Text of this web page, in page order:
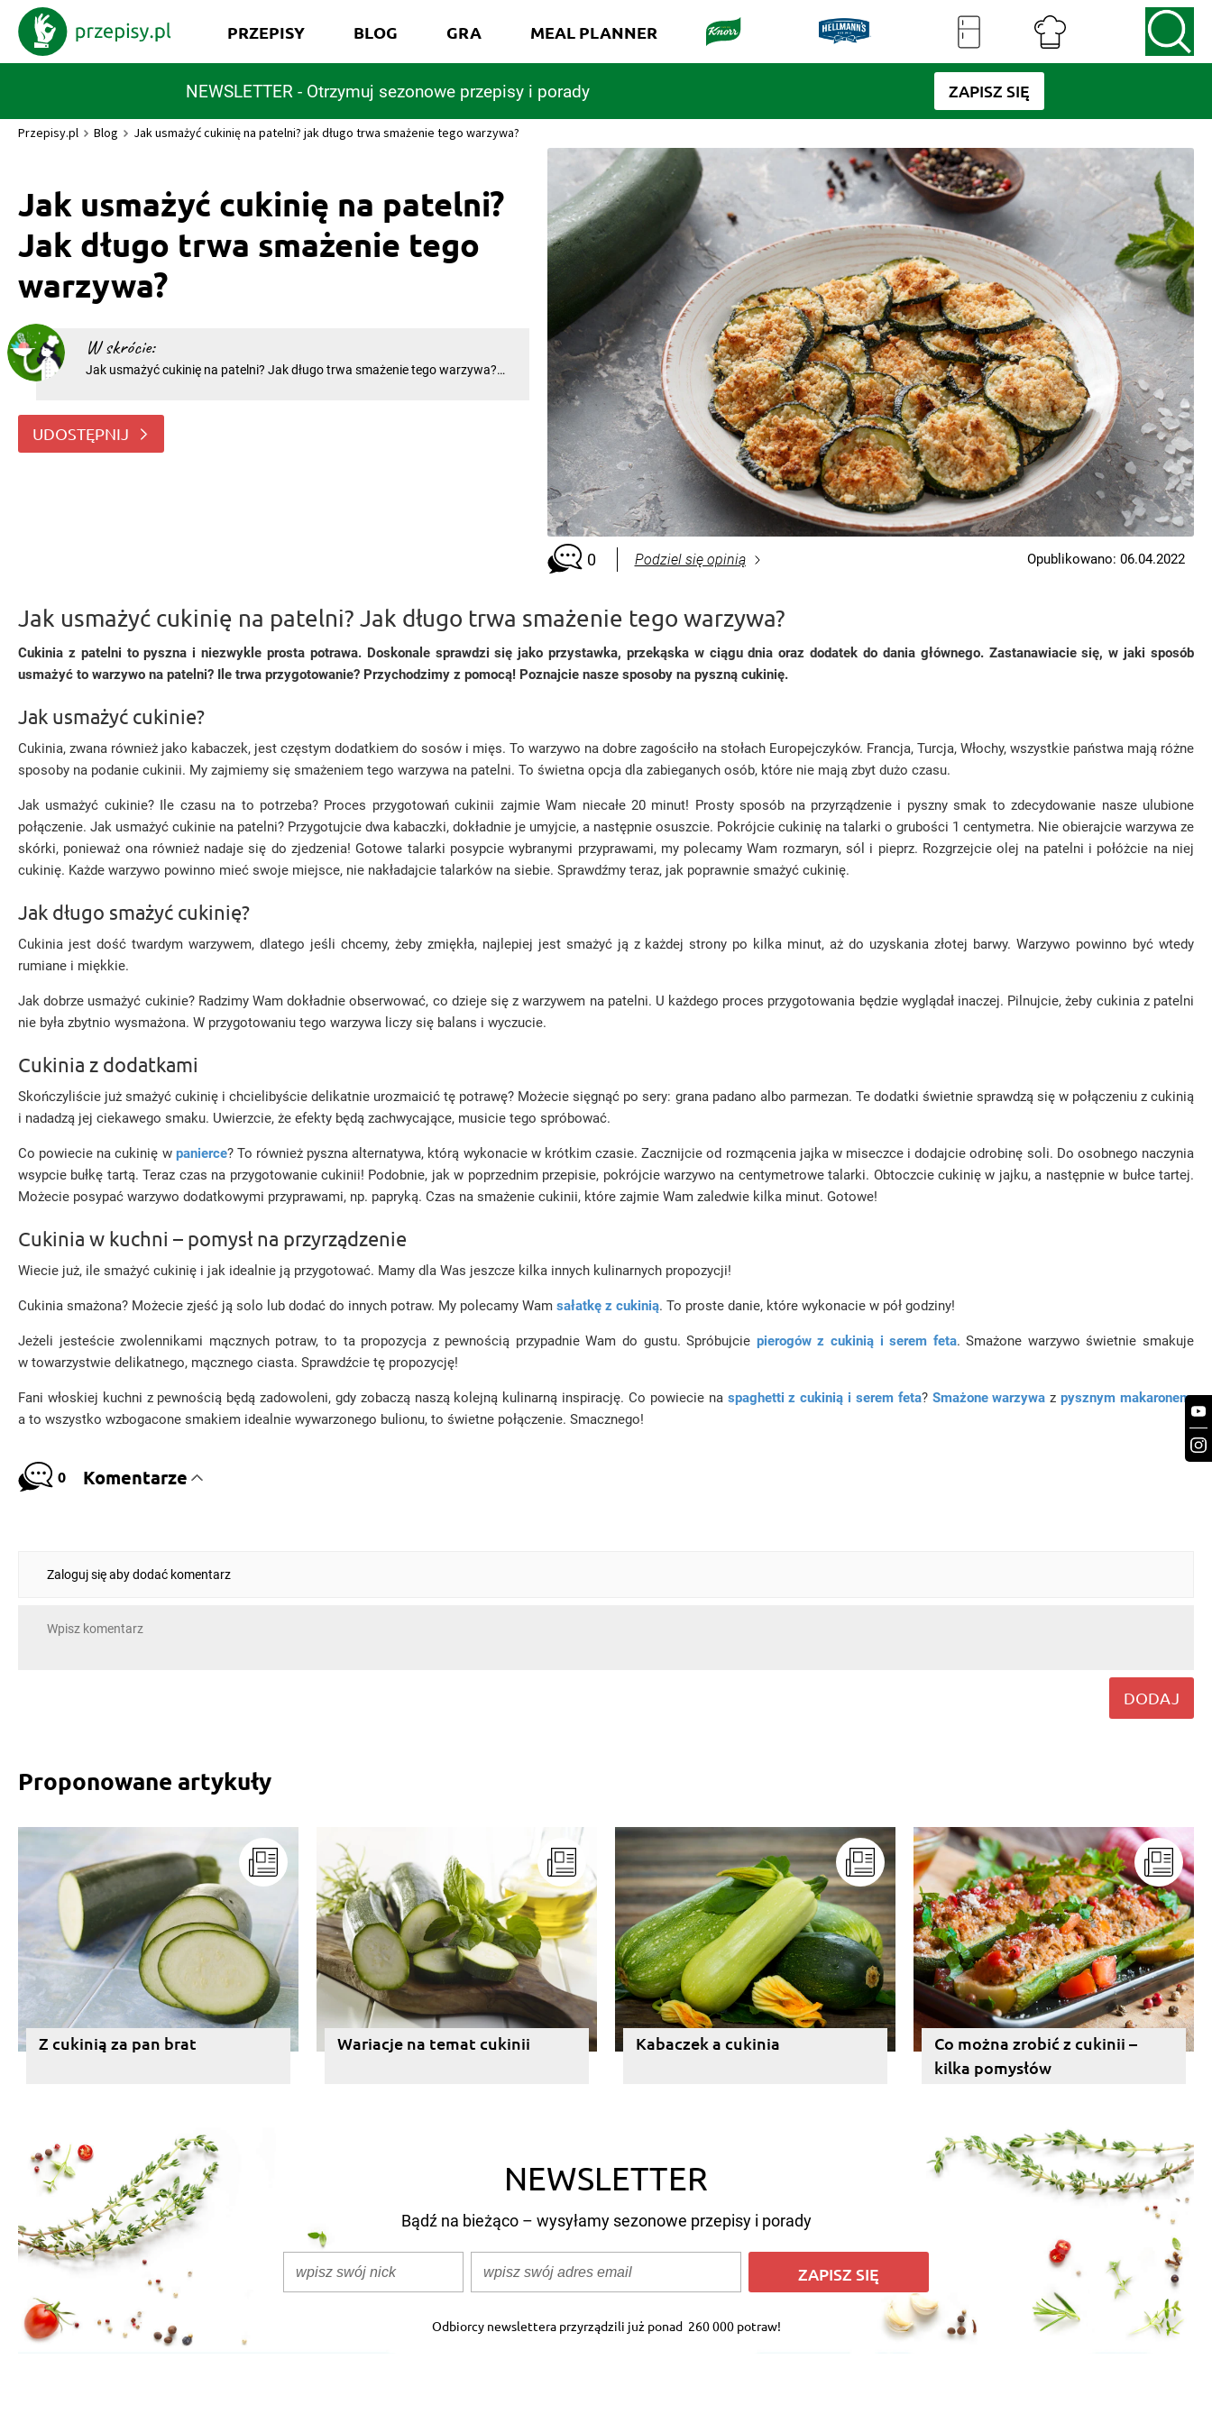
NEWSLETTER - Otrzymuj sezonowe przepisy i porady ZAPISZ SIĘ
PRZEPISY BLOG GRA MEAL PLANNER
Przepisy.pl Blog Jak usmażyć cukinię na patelni? jak długo trwa smażenie tego warzywa?
Jak usmażyć cukinię na patelni?
Jak długo trwa smażenie tego
warzywa?
W skrócie:
Jak usmażyć cukinię na patelni? Jak długo trwa smażenie tego warzywa?
głównego. Zastanawiacie się, w jaki sposób
UDOSTĘPNIJ
0 Podziel się opinią Opublikowano: 06.04.2022
Jak usmażyć cukinię na patelni? Jak długo trwa smażenie tego warzywa?
Cukinia z patelni to pyszna i niezwykle prosta potrawa. Doskonale sprawdzi się jako przystawka, przekąska w ciągu dnia oraz dodatek do dania głównego. Zastanawiacie się, w jaki sposób
usmażyć to warzywo na patelni? Ile trwa przygotowanie? Przychodzimy z pomocą! Poznajcie nasze sposoby na pyszną cukinię.
Jak usmażyć cukinie?
Cukinia, zwana również jako kabaczek, jest częstym dodatkiem do sosów i mięs. To warzywo na dobre zagościło na stołach Europejczyków. Francja, Turcja, Włochy, wszystkie państwa mają różne
sposoby na podanie cukinii. My zajmiemy się smażeniem tego warzywa na patelni. To świetna opcja dla zabieganych osób, które nie mają zbyt dużo czasu.
Jak usmażyć cukinie? Ile czasu na to potrzeba? Proces przygotowań cukinii zajmie Wam niecałe 20 minut! Prosty sposób na przyrządzenie i pyszny smak to zdecydowanie nasze ulubione
połączenie. Jak usmażyć cukinie na patelni? Przygotujcie dwa kabaczki, dokładnie je umyjcie, a następnie osuszcie. Pokrójcie cukinię na talarki o grubości 1 centymetra. Nie obierajcie warzywa ze
skórki, ponieważ ona również nadaje się do zjedzenia! Gotowe talarki posypcie wybranymi przyprawami, my polecamy Wam rozmaryn, sól i pieprz. Rozgrzejcie olej na patelni i połóżcie na niej
cukinię. Każde warzywo powinno mieć swoje miejsce, nie nakładajcie talarków na siebie. Sprawdźmy teraz, jak poprawnie smażyć cukinię.
Jak długo smażyć cukinię?
Cukinia jest dość twardym warzywem, dlatego jeśli chcemy, żeby zmiękła, najlepiej jest smażyć ją z każdej strony po kilka minut, aż do uzyskania złotej barwy. Warzywo powinno być wtedy
rumiane i miękkie.
Jak dobrze usmażyć cukinie? Radzimy Wam dokładnie obserwować, co dzieje się z warzywem na patelni. U każdego proces przygotowania będzie wyglądał inaczej. Pilnujcie, żeby cukinia z patelni
nie była zbytnio wysmażona. W przygotowaniu tego warzywa liczy się balans i wyczucie.
Cukinia z dodatkami
Skończyliście już smażyć cukinię i chcielibyście delikatnie urozmaicić tę potrawę? Możecie sięgnąć po sery: grana padano albo parmezan. Te dodatki świetnie sprawdzą się w połączeniu z cukinią
i nadadzą jej ciekawego smaku. Uwierzcie, że efekty będą zachwycające, musicie tego spróbować.
Co powiecie na cukinię w panierce? To również pyszna alternatywa, którą wykonacie w krótkim czasie. Zacznijcie od rozmącenia jajka w miseczce i dodajcie odrobinę soli. Do osobnego naczynia
wsypcie bułkę tartą. Teraz czas na przygotowanie cukinii! Podobnie, jak w poprzednim przepisie, pokrójcie warzywo na centymetrowe talarki. Obtoczcie cukinię w jajku, a następnie w bułce tartej.
Możecie posypać warzywo dodatkowymi przyprawami, np. papryką. Czas na smażenie cukinii, które zajmie Wam zaledwie kilka minut. Gotowe!
Cukinia w kuchni – pomysł na przyrządzenie
Wiecie już, ile smażyć cukinię i jak idealnie ją przygotować. Mamy dla Was jeszcze kilka innych kulinarnych propozycji!
Cukinia smażona? Możecie zjeść ją solo lub dodać do innych potraw. My polecamy Wam sałatkę z cukinią. To proste danie, które wykonacie w pół godziny!
Jeżeli jesteście zwolennikami mącznych potraw, to ta propozycja z pewnością przypadnie Wam do gustu. Spróbujcie pierogów z cukinią i serem feta. Smażone warzywo świetnie smakuje
w towarzystwie delikatnego, mącznego ciasta. Sprawdźcie tę propozycję!
Fani włoskiej kuchni z pewnością będą zadowoleni, gdy zobaczą naszą kolejną kulinarną inspirację. Co powiecie na spaghetti z cukinią i serem feta? Smażone warzywa zpysznym makaronem,
a to wszystko wzbogacone smakiem idealnie wywarzonego bulionu, to świetne połączenie. Smacznego!
0 Komentarze
Zaloguj się aby dodać komentarz
DODAJ
Proponowane artykuły
Z cukinią za pan brat Wariacje na temat cukinii Kabaczek a cukinia
Co można zrobić z cukinii –
kilka pomysłów
NEWSLETTER
Bądź na bieżąco – wysyłamy sezonowe przepisy i porady
ZAPISZ SIĘ
Odbiorcy newslettera przyrządzili już ponad 260 000 potraw!